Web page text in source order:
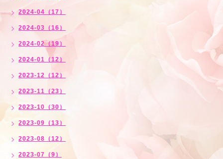
2024-04（17）
2024-03（16）
2024-02（19）
2024-01（12）
2023-12（12）
2023-11（23）
2023-10（30）
2023-09（13）
2023-08（12）
2023-07（9）